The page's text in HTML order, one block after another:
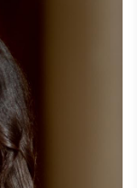
ィソン大学で理
学修士号を取得